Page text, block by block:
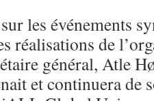
les événements
réalisations de
général, Atle
et continuera de